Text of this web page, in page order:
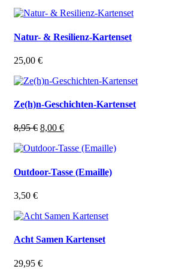
Natur- & Resilienz-Kartenset
25,00 €
Ze(h)n-Geschichten-Kartenset
8,95€ Ursprünglicher
war:
8,00 €Aktueller
ist:
Outdoor-Tasse (Emaille)
3,50 €
Acht Samen Kartenset
29,95 €